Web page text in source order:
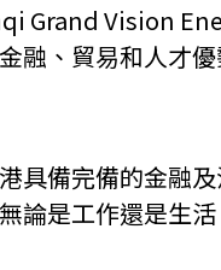
Grand Vision
融、貿易和人才
具備完備的金融
論是工作還是生